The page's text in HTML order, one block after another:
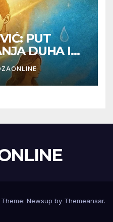
PUT
DUHA I
Theme: Newsup by Themeansar.